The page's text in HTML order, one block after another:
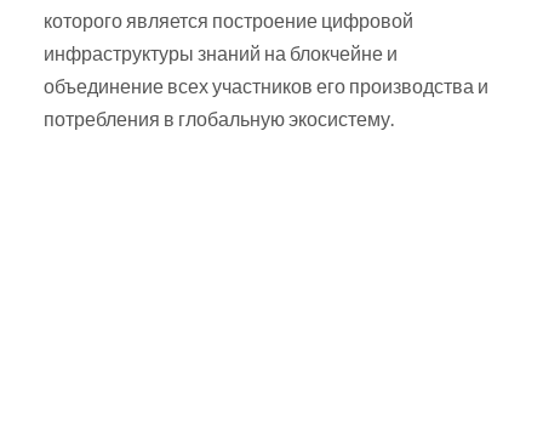
которого является построение цифровой
инфраструктуры знаний на блокчейне и
объединение всех участников его производства и
потребления в глобальную экосистему.